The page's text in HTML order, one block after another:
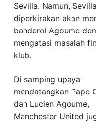
Sevilla. Namun, Sevilla
diperkirakan akan
banderol Agoume
mengatasi masalah
klub.
Di samping upaya
mendatangkan Pape
dan Lucien Agoume,
Manchester United